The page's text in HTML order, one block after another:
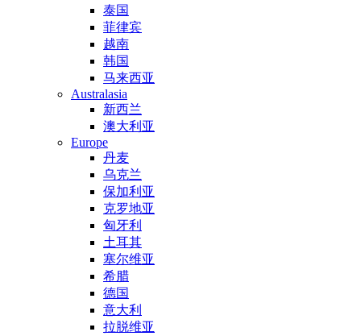
泰国
菲律宾
越南
韩国
马来西亚
Australasia
新西兰
澳大利亚
Europe
丹麦
乌克兰
保加利亚
克罗地亚
匈牙利
土耳其
塞尔维亚
希腊
德国
意大利
拉脱维亚